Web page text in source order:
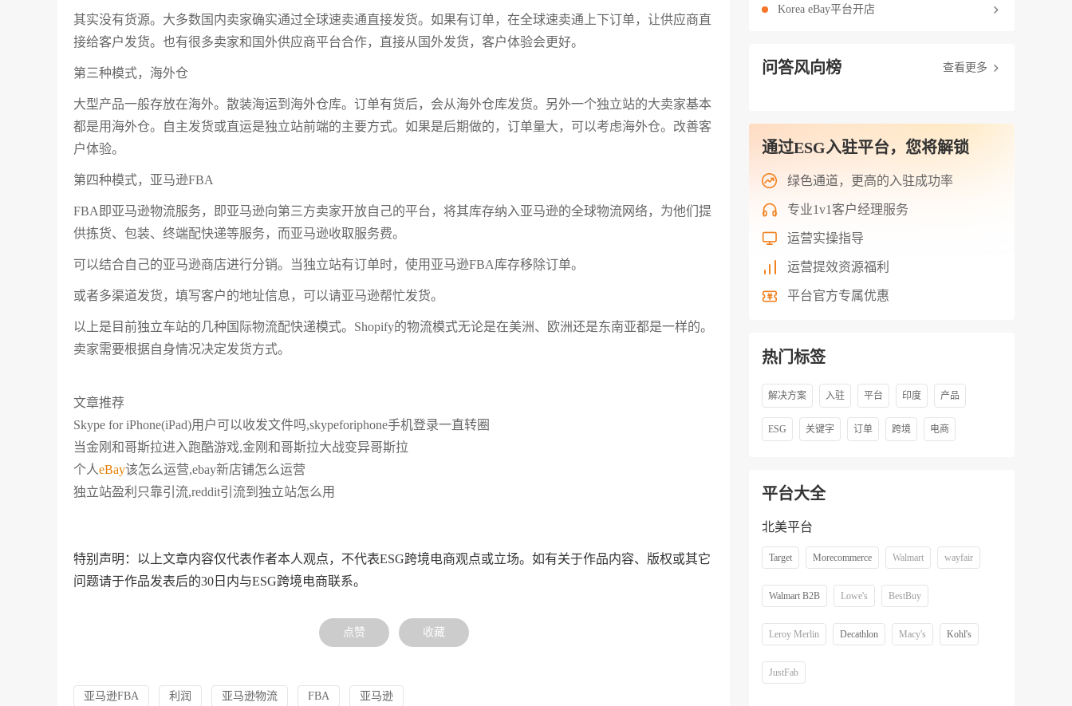
其实没有货源。大多数国内卖家确实通过全球速卖通直接发货。如果有订单，在全球速卖通上下订单，让供应商直
接给客户发货。也有很多卖家和国外供应商平台合作，直接从国外发货，客户体验会更好。
第三种模式，海外仓
大型产品一般存放在海外。散装海运到海外仓库。订单有货后，会从海外仓库发货。另外一个独立站的大卖家基本
都是用海外仓。自主发货或直运是独立站前端的主要方式。如果是后期做的，订单量大，可以考虑海外仓。改善客
户体验。
第四种模式，亚马逊FBA
FBA即亚马逊物流服务，即亚马逊向第三方卖家开放自己的平台，将其库存纳入亚马逊的全球物流网络，为他们提
供拣货、包装、终端配快递等服务，而亚马逊收取服务费。
可以结合自己的亚马逊商店进行分销。当独立站有订单时，使用亚马逊FBA库存移除订单。
或者多渠道发货，填写客户的地址信息，可以请亚马逊帮忙发货。
以上是目前独立车站的几种国际物流配快递模式。Shopify的物流模式无论是在美洲、欧洲还是东南亚都是一样的。
卖家需要根据自身情况决定发货方式。
文章推荐
Skype for iPhone(iPad)用户可以收发文件吗,skypeforiphone手机登录一直转圈
当金刚和哥斯拉进入跑酷游戏,金刚和哥斯拉大战变异哥斯拉
个人eBay该怎么运营,ebay新店铺怎么运营
独立站盈利只靠引流,reddit引流到独立站怎么用
特别声明：以上文章内容仅代表作者本人观点，不代表ESG跨境电商观点或立场。如有关于作品内容、版权或其它
问题请于作品发表后的30日内与ESG跨境电商联系。
点赞 收藏
亚马逊FBA 利润 亚马逊物流 FBA 亚马逊
Korea eBay平台开店
问答风向榜 查看更多
通过ESG入驻平台，您将解锁
绿色通道，更高的入驻成功率
专业1v1客户经理服务
运营实操指导
运营提效资源福利
平台官方专属优惠
热门标签
解决方案 入驻 平台 印度 产品
ESG 关键字 订单 跨境 电商
平台大全
北美平台
Target Morecommerce Walmart wayfair
Walmart B2B Lowe's BestBuy
Leroy Merlin Decathlon Macy's Kohl's
JustFab